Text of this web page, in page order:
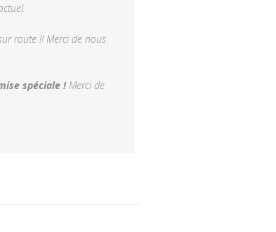
route !! Merci de nous
spéciale !Merci de